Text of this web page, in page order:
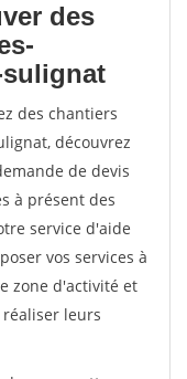
des
des chantiers
découvrez
de devis
à présent des
service d'aide
vos services à
zone d'activité et
leurs